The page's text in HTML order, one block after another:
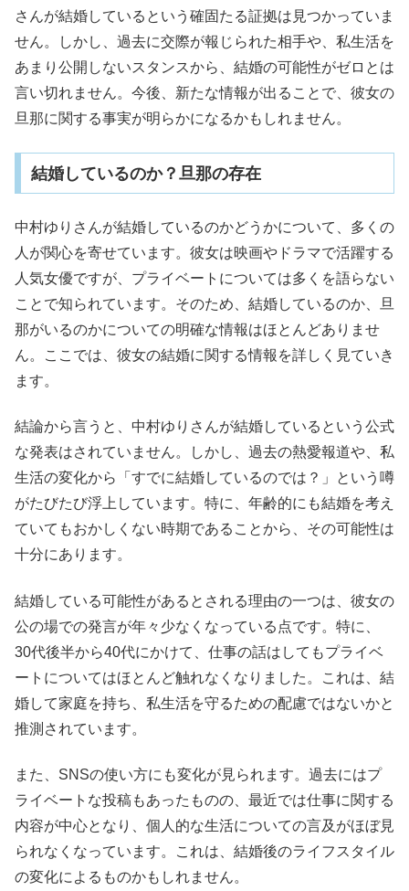
さんが結婚しているという確固たる証拠は見つかっていま
せん。しかし、過去に交際が報じられた相手や、私生活を
あまり公開しないスタンスから、結婚の可能性がゼロとは
言い切れません。今後、新たな情報が出ることで、彼女の
旦那に関する事実が明らかになるかもしれません。
結婚しているのか？旦那の存在
中村ゆりさんが結婚しているのかどうかについて、多くの
人が関心を寄せています。彼女は映画やドラマで活躍する
人気女優ですが、プライベートについては多くを語らない
ことで知られています。そのため、結婚しているのか、旦
那がいるのかについての明確な情報はほとんどありませ
ん。ここでは、彼女の結婚に関する情報を詳しく見ていき
ます。
結論から言うと、中村ゆりさんが結婚しているという公式
な発表はされていません。しかし、過去の熱愛報道や、私
生活の変化から「すでに結婚しているのでは？」という噂
がたびたび浮上しています。特に、年齢的にも結婚を考え
ていてもおかしくない時期であることから、その可能性は
十分にあります。
結婚している可能性があるとされる理由の一つは、彼女の
公の場での発言が年々少なくなっている点です。特に、
30代後半から40代にかけて、仕事の話はしてもプライベ
ートについてはほとんど触れなくなりました。これは、結
婚して家庭を持ち、私生活を守るための配慮ではないかと
推測されています。
また、SNSの使い方にも変化が見られます。過去にはプ
ライベートな投稿もあったものの、最近では仕事に関する
内容が中心となり、個人的な生活についての言及がほぼ見
られなくなっています。これは、結婚後のライフスタイル
の変化によるものかもしれません。